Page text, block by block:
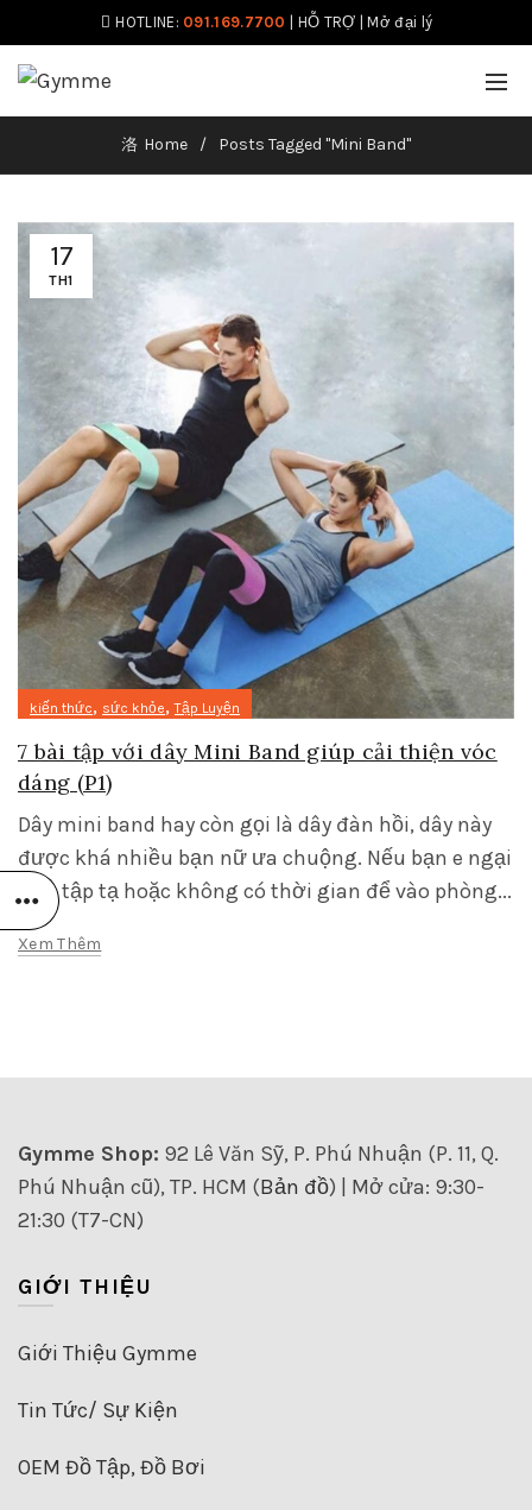
HOTLINE: 091.169.7700 HỖ TRỢ |Mở đại lý
Home Posts Tagged "Mini Band"
17
TH1
kiến thức, sức khỏe,Tập Luyện
7 bài tập với dây Mini Band giúp cải thiện vóc
dáng (P1)
Dây mini band hay còn gọi là dây đàn hồi, dây này
được khá nhiều bạn nữ ưa chuộng. Nếu bạn e ngại
việc tập tạ hoặc không có thời gian để vào phòng...
Xem Thêm
Gymme Shop: 92 Lê Văn Sỹ, P. Phú Nhuận (P. 11, Q.
Phú Nhuận cũ), TP. HCM (Bản đồ) | Mở cửa: 9:30-
21:30 (T7-CN)
GIỚI THIỆU
Giới Thiệu Gymme
Tin Tức/ Sự Kiện
OEM Đồ Tập, Đồ Bơi